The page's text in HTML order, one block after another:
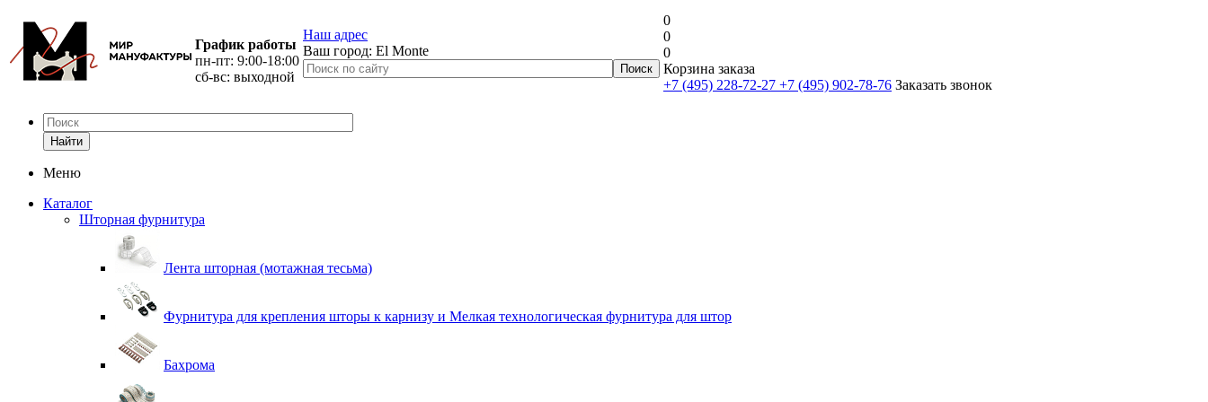
График работы
пн-пт: 9:00-18:00
сб-вс: выходной
Наш адрес
Ваш город: El Monte
0
0
0
Корзина заказа
+7 (495) 228-72-27 +7 (495) 902-78-76 Заказать звонок
Найти
Меню
Каталог
Шторная фурнитура
Лента шторная (мотажная тесьма)
Фурнитура для крепления шторы к карнизу и Мелкая технологическая фурнитура для штор
Бахрома